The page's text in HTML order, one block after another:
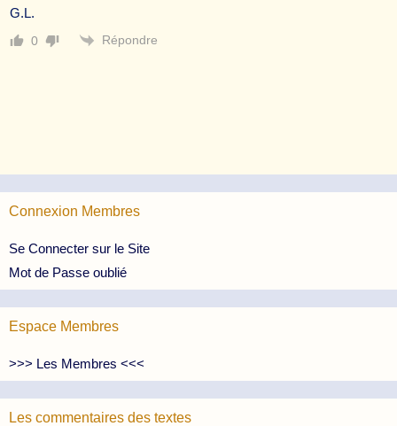
G.L.
0 Répondre
Connexion Membres
Se Connecter sur le Site
Mot de Passe oublié
Espace Membres
>>> Les Membres <<<
Les commentaires des textes